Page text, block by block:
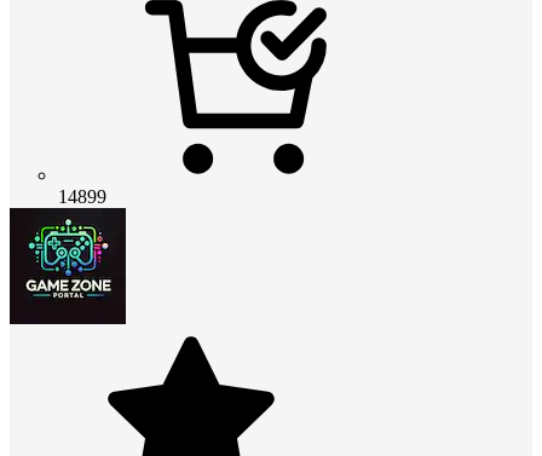
14899